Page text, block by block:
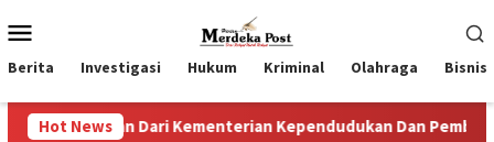
ke
kontenMobile
Berita Investigasi Hukum Kriminal Olahraga Bisnis
Hot News
Dari Kementerian Kependudukan Dan Pembangunan